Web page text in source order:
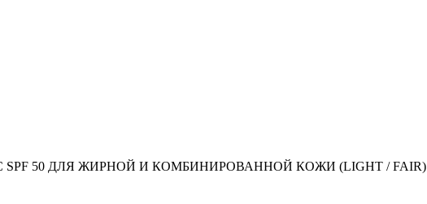
50 ДЛЯ ЖИРНОЙ И КОМБИНИРОВАННОЙ КОЖИ (LIGHT / FAIR)